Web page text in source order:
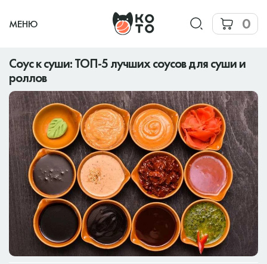
МЕНЮ 0
Соус к суши: ТОП-5 лучших соусов для суши и
роллов